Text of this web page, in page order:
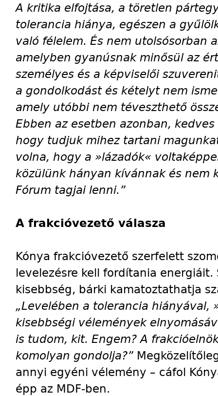
A kritika elfojtása, a töretlen
tolerancia hiánya, egészen a
való félelem. És nem utolsósorban
amelyben gyanúsnak minősül az
személyes és a képviselői
a gondolkodást és kételyt nem
amely utóbbi nem téveszthető
Ebben az esetben azonban,
hogy tudjuk mihez tartani
volna, hogy a »lázadók«
közülünk hányan kívánnak és nem
Fórum tagjai lenni.”
A frakcióvezető válasza
Kónya frakcióvezető szerfelett
levelezésre kell fordítania
kisebbség, bárki kamatoztathatja
„Levelében a tolerancia
kisebbségi vélemények
is tudom, kit. Engem? A
komolyan gondolja?”
annyi egyéni vélemény – cáfol
épp az MDF-ben.